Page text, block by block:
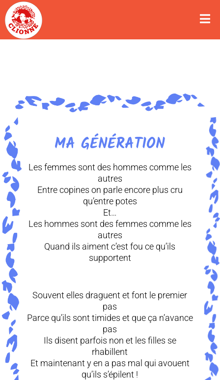
MA GÉNÉRATION
Les femmes sont des hommes comme les
autres
Entre copines on parle encore plus cru
qu’entre potes
Et…
Les hommes sont des femmes comme les
autres
Quand ils aiment c’est fou ce qu’ils
supportent
Souvent elles draguent et font le premier
pas
Parce qu’ils sont timides et que ça n’avance
pas
Ils disent parfois non et les filles se
rhabillent
Et maintenant y en a pas mal qui avouent
qu’ils s’épilent !